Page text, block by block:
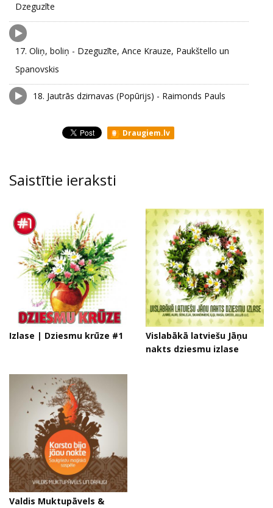
Dzeguzīte
17. Oliņ, boliņ - Dzeguzīte, Ance Krauze, Paukštello un
Spanovskis
18. Jautrās dzirnavas (Popūrijs) - Raimonds Pauls
Draugiem.lv
Saistītie ieraksti
Izlase | Dziesmu krūze #1
Vislabākā latviešu Jāņu
nakts dziesmu izlase
Valdis Muktupāvels &